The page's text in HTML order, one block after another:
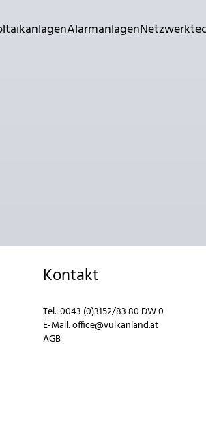
Kontakt
Tel.:0043 (0)3152/83 80 DW 0
E-Mail:office@vulkanland.at
AGB